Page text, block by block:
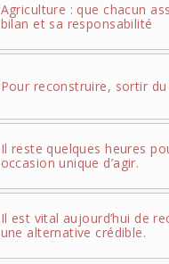
Agriculture : que chacun
bilan et sa responsabilité
Pour reconstruire, sortir du
Il reste quelques heures
occasion unique d’agir.
Il est vital aujourd’hui de
une alternative crédible.